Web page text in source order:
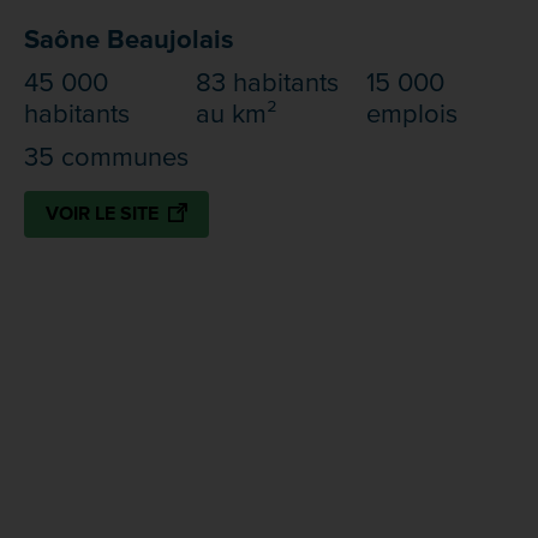
Saône Beaujolais
45 000
habitants
83 habitants
au km²
15 000
emplois
35 communes
VOIR LE SITE